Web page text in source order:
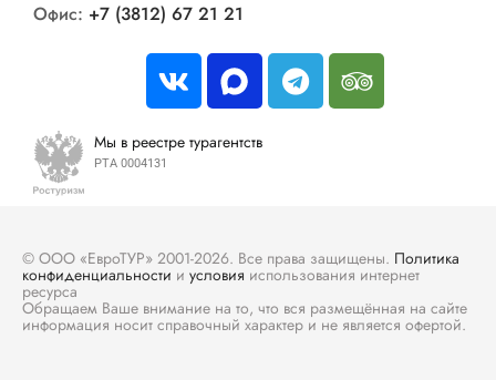
Офис: +7 (3812) 67 21 21
Мы в реестре турагентств
РТА 0004131
© ООО «ЕвроТУР» 2001-2026. Все права защищены. Политика
конфиденциальности и условия использования интернет
ресурса
Обращаем Ваше внимание на то, что вся размещённая на сайте
информация носит справочный характер и не является офертой.